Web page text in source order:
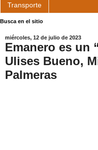
Transporte
Busca en el sitio
miércoles, 12 de julio de 2023
Emanero es un
Ulises Bueno,
Palmeras